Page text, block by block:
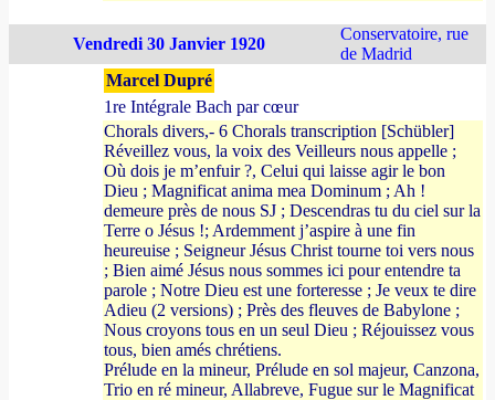
Vendredi 30 Janvier 1920
Conservatoire, rue
de Madrid
Marcel Dupré
1re Intégrale Bach par cœur
Chorals divers,- 6 Chorals transcription [Schübler]
Réveillez vous, la voix des Veilleurs nous appelle ;
Où dois je m’enfuir ?, Celui qui laisse agir le bon
Dieu ; Magnificat anima mea Dominum ; Ah !
demeure près de nous SJ ; Descendras tu du ciel sur la
Terre o Jésus !; Ardemment j’aspire à une fin
heureuise ; Seigneur Jésus Christ tourne toi vers nous
; Bien aimé Jésus nous sommes ici pour entendre ta
parole ; Notre Dieu est une forteresse ; Je veux te dire
Adieu (2 versions) ; Près des fleuves de Babylone ;
Nous croyons tous en un seul Dieu ; Réjouissez vous
tous, bien amés chrétiens.
Prélude en la mineur, Prélude en sol majeur, Canzona,
Trio en ré mineur, Allabreve, Fugue sur le Magnificat